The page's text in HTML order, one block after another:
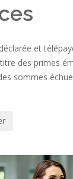
et
des primes
sommes